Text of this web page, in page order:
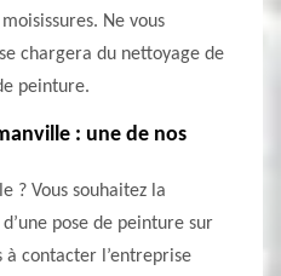
Ne vous
chargera du nettoyage de
peinture.
: une de nos
? Vous souhaitez la
pose de peinture sur
à contacter l’entreprise